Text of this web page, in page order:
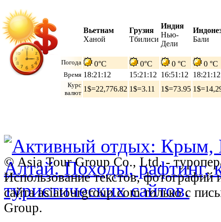
Вьетнам
Ханой
Грузия
Тбилиси
Индия
Нью-
Дели
Бали
Погода 0°C 0°C 0 °C 0 °C
Время 18:21:13 15:21:13 16:51:13 18:21:13
Курс
валют 1$=22,776.82 1$=3.11 1$=73.95
© Asia Tour Group Co., Ltd. -
Использование текстов,
сайта asiatourgroup.com только с
Group.